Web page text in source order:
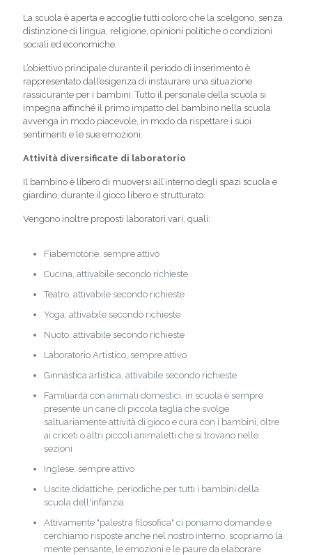
La scuola è aperta e accoglie tutti coloro che la scelgono, senza
distinzione di lingua, religione, opinioni politiche o condizioni
sociali ed economiche.
L’obiettivo principale durante il periodo di inserimento è
rappresentato dall’esigenza di instaurare una situazione
rassicurante per i bambini. Tutto il personale della scuola si
impegna affinché il primo impatto del bambino nella scuola
avvenga in modo piacevole, in modo da rispettare i suoi
sentimenti e le sue emozioni.
Attività diversificate di laboratorio
Il bambino è libero di muoversi all’interno degli spazi scuola e
giardino, durante il gioco libero e strutturato.
Vengono inoltre proposti laboratori vari, quali:
Fiabemotorie, sempre attivo
Cucina, attivabile secondo richieste
Teatro, attivabile secondo richieste
Yoga, attivabile secondo richieste
Nuoto, attivabile secondo richieste
Laboratorio Artistico, sempre attivo
Ginnastica artistica, attivabile secondo richieste
Familiarità con animali domestici, in scuola è sempre
presente un cane di piccola taglia che svolge
saltuariamente attività di gioco e cura con i bambini, oltre
ai criceti o altri piccoli animaletti che si trovano nelle
sezioni
Inglese, sempre attivo
Uscite didattiche, periodiche per tutti i bambini della
scuola dell'infanzia
Attivamente "palestra filosofica" ci poniamo domande e
cerchiamo risposte anche nel nostro interno, scopriamo la
mente pensante, le emozioni e le paure da elaborare